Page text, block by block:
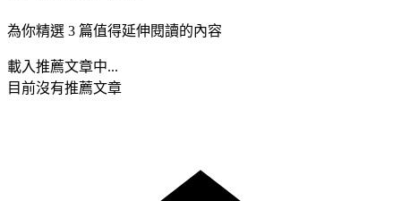
為你精選 3 篇值得延伸閱讀的內容
載入推薦文章中...
目前沒有推薦文章